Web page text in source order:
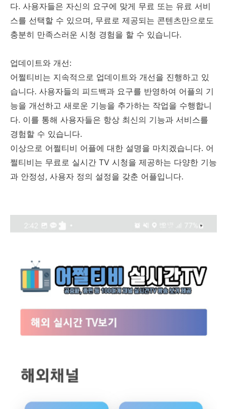
다. 사용자들은 자신의 요구에 맞게 무료 또는 유료 서비
스를 선택할 수 있으며, 무료로 제공되는 콘텐츠만으로도
충분히 만족스러운 시청 경험을 할 수 있습니다.
업데이트와 개선:
어쩔티비는 지속적으로 업데이트와 개선을 진행하고 있
습니다. 사용자들의 피드백과 요구를 반영하여 어플의 기
능을 개선하고 새로운 기능을 추가하는 작업을 수행합니
다. 이를 통해 사용자들은 항상 최신의 기능과 서비스를
경험할 수 있습니다.
이상으로 어쩔티비 어플에 대한 설명을 마치겠습니다. 어
쩔티비는 무료로 실시간 TV 시청을 제공하는 다양한 기능
과 안정성, 사용자 정의 설정을 갖춘 어플입니다.